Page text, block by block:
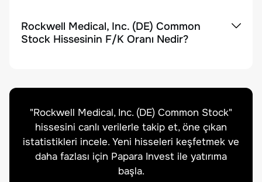
Rockwell Medical, Inc. (DE) Common
Stock Hissesinin F/K Oranı Nedir?
"Rockwell Medical, Inc. (DE) Common Stock"
hissesini canlı verilerle takip et, öne çıkan
istatistikleri incele. Yeni hisseleri keşfetmek ve
daha fazlası için Papara Invest ile yatırıma
başla.